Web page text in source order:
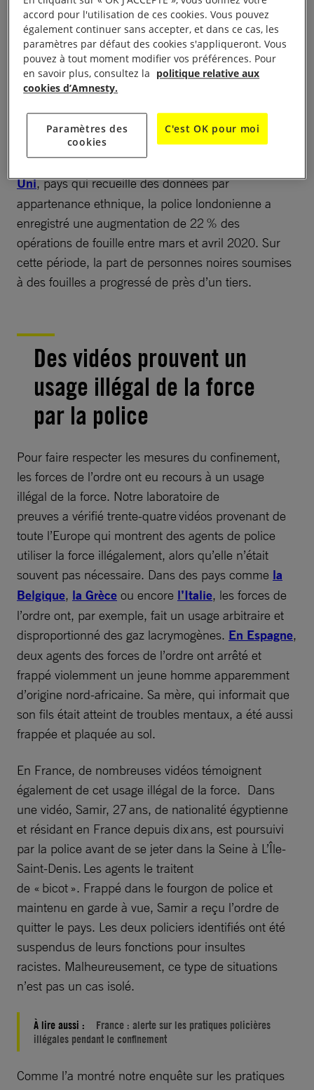
infraction au confinement a été trois fois plus élevé
que dans le reste du pays. Pourtant, selon les
autorités locales, le respect des mesures de
confinement y était semblable à ce qu’il était ailleurs
en France. À Nice, des quartiers dont les
populaire et à des minorités
ethniques ont été soumis à des couvre-feux plus
longs que le reste de la ville.
Uni, pays qui recueille des données par
appartenance ethnique, la police londonienne a
enregistré une augmentation de 22 % des
opérations de fouille entre mars et avril 2020. Sur
cette période, la part de personnes noires soumises
à des fouilles a progressé de près d’un tiers.
Des vidéos prouvent un
usage illégal de la force
par la police
Pour faire respecter les mesures du confinement,
les forces de l’ordre ont eu recours à un usage
illégal de la force. Notre laboratoire de
preuves a vérifié trente-quatre vidéos provenant de
toute l’Europe qui montrent des agents de police
utiliser la force illégalement, alors qu’elle n’était
souvent pas nécessaire. Dans des pays comme la
Belgique, la Grèce ou encore l’Italie, les forces de
l’ordre ont, par exemple, fait un usage arbitraire et
disproportionné des gaz lacrymogènes. En Espagne,
deux agents des forces de l’ordre ont arrêté et
frappé violemment un jeune homme apparemment
d’origine nord-africaine. Sa mère, qui informait que
son fils était atteint de troubles mentaux, a été aussi
frappée et plaquée au sol.
En France, de nombreuses vidéos témoignent
également de cet usage illégal de la force. Dans
une vidéo, Samir, 27 ans, de nationalité égyptienne
et résidant en France depuis dix ans, est poursuivi
par la police avant de se jeter dans la Seine à L’Île-
Saint-Denis. Les agents le traitent
de « bicot ». Frappé dans le fourgon de police et
maintenu en garde à vue, Samir a reçu l’ordre de
quitter le pays. Les deux policiers identifiés ont été
suspendus de leurs fonctions pour insultes
racistes. Malheureusement, ce type de situations
n’est pas un cas isolé.
À lire aussi :
France : alerte sur les pratiques policières
illégales pendant le confinement
Comme l’a montré notre enquête sur les pratiques
accord pour l'utilisation de ces cookies. Vous pouvez
également continuer sans accepter, et dans ce cas, les
paramètres par défaut des cookies s'appliqueront. Vous
pouvez à tout moment modifier vos préférences. Pour
en savoir plus, consultez la politique relative aux
cookies d’Amnesty.
Paramètres des
cookies
C'est OK pour moi